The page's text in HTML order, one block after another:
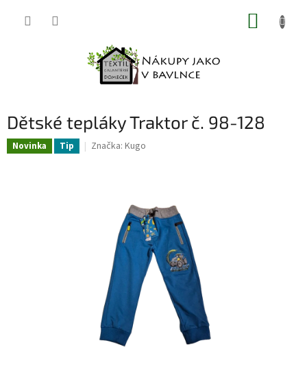
Dětské tepláky Traktor č. 98-128
Novinka Tip Značka: Kugo